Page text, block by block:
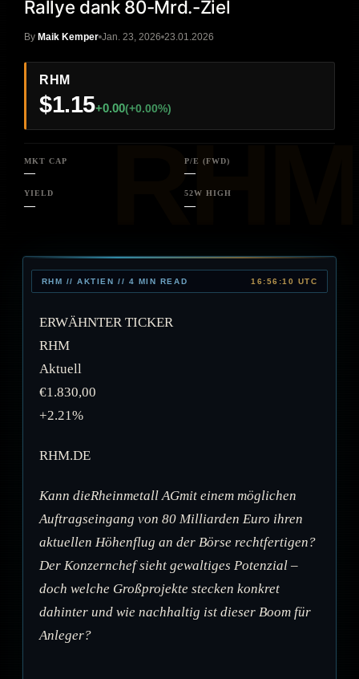
Rallye dank 80-Mrd.-Ziel
ByMaik Kemper Jan. 23, 2026 23.01.2026
RHM
$1.15+0.00(+0.00%)
MKT CAP
—
P/E (FWD)
—
YIELD
—
52W HIGH
—
RHM // AKTIEN // 4 MIN READ 16:56:10 UTC
ERWÄHNTER TICKER
RHM
Aktuell
€1.830,00
+2.21%
RHM.DE
Kann dieRheinmetall AGmit einem möglichen
Auftragseingang von 80 Milliarden Euro ihren
aktuellen Höhenflug an der Börse rechtfertigen?
Der Konzernchef sieht gewaltiges Potenzial –
doch welche Großprojekte stecken konkret
dahinter und wie nachhaltig ist dieser Boom für
Anleger?